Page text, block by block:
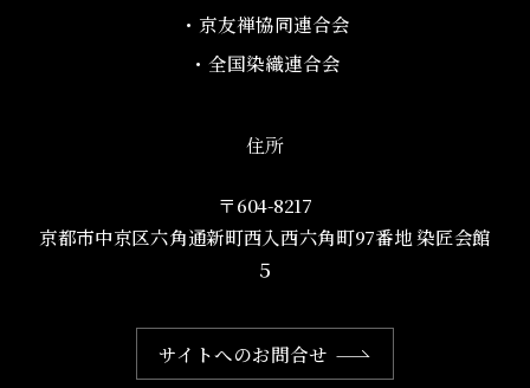
・京友禅協同連合会
・全国染織連合会
住所
〒604-8217
京都市中京区六角通新町西入西六角町97番地​ 染匠会館
５
サイトへのお問合せ